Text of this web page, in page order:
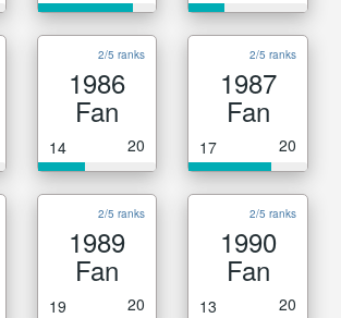
2/5 ranks
1986
Fan
14 20
2/5 ranks
1987
Fan
17 20
2/5 ranks
1989
Fan
19 20
2/5 ranks
1990
Fan
13 20